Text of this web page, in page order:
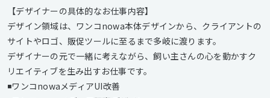
【デザイナーの具体的なお仕事内容】
デザイン領域は、ワンコnowa本体デザインから、クライアントの
サイトやロゴ、販促ツールに至るまで多岐に渡ります。
デザイナーの元で一緒に考えながら、飼い主さんの心を動かすク
リエイティブを生み出すお仕事です。
◾️ワンコnowaメディアUI改善